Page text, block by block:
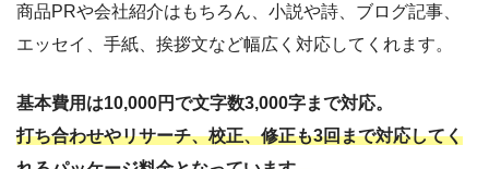
商品PRや会社紹介はもちろん、小説や詩、ブログ記事、
エッセイ、手紙、挨拶文など幅広く対応してくれます。
基本費用は10,000円で文字数3,000字まで対応。
打ち合わせやリサーチ、校正、修正も3回まで対応してく